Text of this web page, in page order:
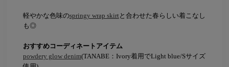
軽やかな色味のspringy wrap skirtと合わせた春らしい着こなし
も◎
おすすめコーディネートアイテム
powdery glow denim(TANABE：Ivory着用でLight blue/Sサイズ